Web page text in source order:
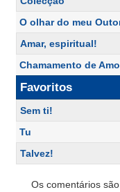
O olhar do meu
Amar, espiritual!
Chamamento de
Favoritos
Sem ti!
Tu
Talvez!
Os comentários